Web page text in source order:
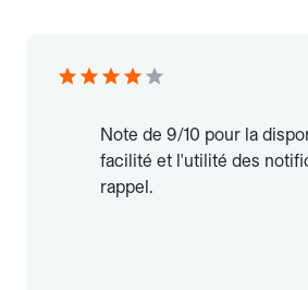
Note de 9/10 pour la
facilité et l'utilité des
rappel.